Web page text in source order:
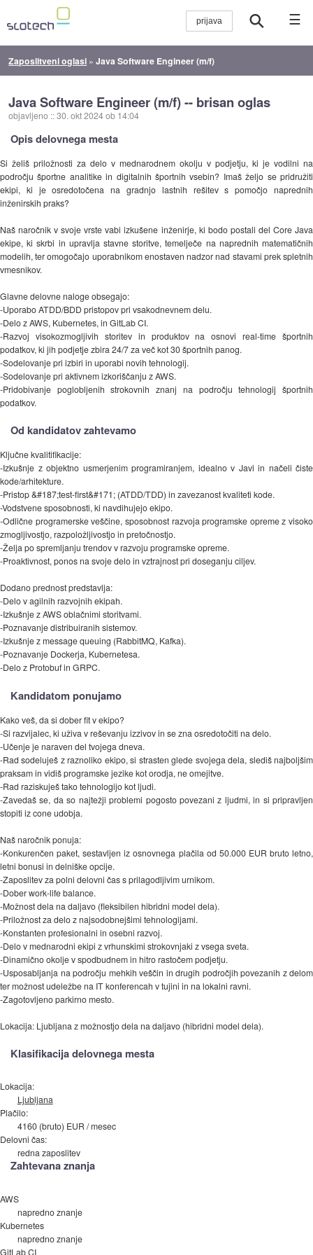
☰
Zaposlitveni oglasi »Java Software Engineer (m/f)
Java Software Engineer (m/f) -- brisan oglas
objavljeno ::30. okt 2024 ob 14:04
Opis delovnega mesta
Si želiš priložnosti za delo v mednarodnem okolju v podjetju, ki je vodilni na
področju športne analitike in digitalnih športnih vsebin? Imaš željo se pridružiti
ekipi, ki je osredotočena na gradnjo lastnih rešitev s pomočjo naprednih
inženirskih praks?
Naš naročnik v svoje vrste vabi izkušene inženirje, ki bodo postali del Core Java
ekipe, ki skrbi in upravlja stavne storitve, temelječe na naprednih matematičnih
modelih, ter omogočajo uporabnikom enostaven nadzor nad stavami prek spletnih
vmesnikov.
Glavne delovne naloge obsegajo:
-Uporabo ATDD/BDD pristopov pri vsakodnevnem delu.
-Delo z AWS, Kubernetes, in GitLab CI.
-Razvoj visokozmogljivih storitev in produktov na osnovi real-time športnih
podatkov, ki jih podjetje zbira 24/7 za več kot 30 športnih panog.
-Sodelovanje pri izbiri in uporabi novih tehnologij.
-Sodelovanje pri aktivnem izkoriščanju z AWS.
-Pridobivanje poglobljenih strokovnih znanj na področju tehnologij športnih
podatkov.
Od kandidatov zahtevamo
Ključne kvalitifikacije:
-Izkušnje z objektno usmerjenim programiranjem, idealno v Javi in načeli čiste
kode/arhitekture.
-Pristop &#187;test-first&#171; (ATDD/TDD) in zavezanost kvaliteti kode.
-Vodstvene sposobnosti, ki navdihujejo ekipo.
-Odlične programerske veščine, sposobnost razvoja programske opreme z visoko
zmogljivostjo, razpoložljivostjo in pretočnostjo.
-Želja po spremljanju trendov v razvoju programske opreme.
-Proaktivnost, ponos na svoje delo in vztrajnost pri doseganju ciljev.
Dodano prednost predstavlja:
-Delo v agilnih razvojnih ekipah.
-Izkušnje z AWS oblačnimi storitvami.
-Poznavanje distribuiranih sistemov.
-Izkušnje z message queuing (RabbitMQ, Kafka).
-Poznavanje Dockerja, Kubernetesa.
-Delo z Protobuf in GRPC.
Kandidatom ponujamo
Kako veš, da si dober fit v ekipo?
-Si razvijalec, ki uživa v reševanju izzivov in se zna osredotočiti na delo.
-Učenje je naraven del tvojega dneva.
-Rad sodeluješ z raznoliko ekipo, si strasten glede svojega dela, slediš najboljšim
praksam in vidiš programske jezike kot orodja, ne omejitve.
-Rad raziskuješ tako tehnologijo kot ljudi.
-Zavedaš se, da so najtežji problemi pogosto povezani z ljudmi, in si pripravljen
stopiti iz cone udobja.
Naš naročnik ponuja:
-Konkurenčen paket, sestavljen iz osnovnega plačila od 50.000 EUR bruto letno,
letni bonusi in delniške opcije.
-Zaposlitev za polni delovni čas s prilagodljivim urnikom.
-Dober work-life balance.
-Možnost dela na daljavo (fleksibilen hibridni model dela).
-Priložnost za delo z najsodobnejšimi tehnologijami.
-Konstanten profesionalni in osebni razvoj.
-Delo v mednarodni ekipi z vrhunskimi strokovnjaki z vsega sveta.
-Dinamično okolje v spodbudnem in hitro rastočem podjetju.
-Usposabljanja na področju mehkih veščin in drugih področjih povezanih z delom
ter možnost udeležbe na IT konferencah v tujini in na lokalni ravni.
-Zagotovljeno parkirno mesto.
Lokacija: Ljubljana z možnostjo dela na daljavo (hibridni model dela).
Klasifikacija delovnega mesta
Lokacija:
Ljubljana
Plačilo:
4160 (bruto) EUR / mesec
Delovni čas:
redna zaposlitev
Zahtevana znanja
AWS
napredno znanje
Kubernetes
napredno znanje
GitLab CI